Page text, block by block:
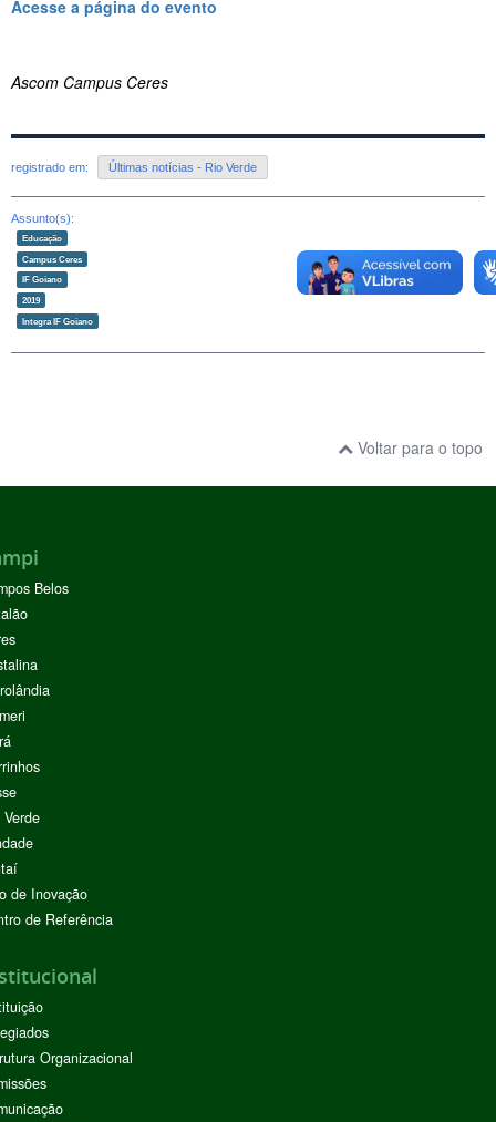
Acesse a página do evento
Ascom Campus Ceres
registrado em: Últimas notícias - Rio Verde
Assunto(s):
Educação
Campus Ceres
IF Goiano
2019
Integra IF Goiano
Voltar para o topo
Belos
de Inovação
de Referência
Organizacional